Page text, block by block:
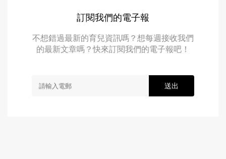
訂閱我們的電子報
不想錯過最新的育兒資訊嗎？想每週接收我們
的最新文章嗎？快來訂閱我們的電子報吧！
送出